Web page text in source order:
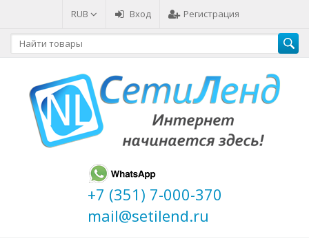
RUB Вход Регистрация
+7 (351) 7-000-370
mail@setilend.ru